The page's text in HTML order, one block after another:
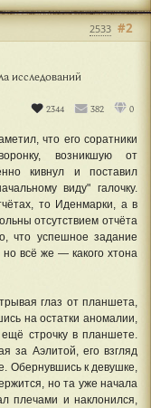
исследований
2344 382 0
#2
2533
что его соратники
возникшую от
кивнул и поставил
виду" галочку.
то Иденмарки, а в
отсутствием отчёта
что успешное задание
но всё же — какого хтона
глаз от планшета,
на остатки аномалии,
ещё строчку в планшете.
за Аэлитой, его взгляд
Обернувшись к девушке,
но та уже начала
плечами и наклонился,